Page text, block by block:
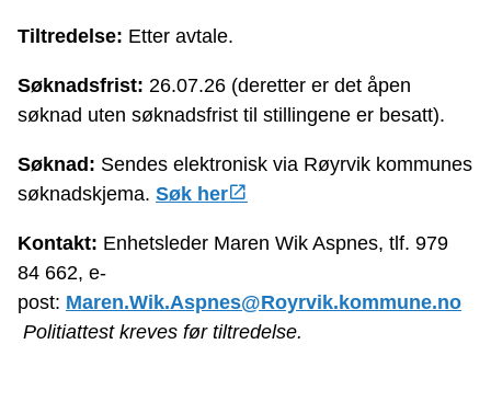
Tiltredelse: Etter avtale.
Søknadsfrist: 26.07.26 (deretter er det åpen
søknad uten søknadsfrist til stillingene er besatt).
Søknad: Sendes elektronisk via Røyrvik kommunes
søknadskjema. Søk her
Kontakt: Enhetsleder Maren Wik Aspnes, tlf. 979
84 662, e-
post: Maren.Wik.Aspnes@Royrvik.kommune.no
Politiattest kreves før tiltredelse.